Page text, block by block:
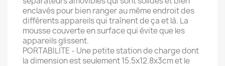
enclavés pour bien ranger au même endroit des
différents appareils qui traînent de ça et là. La
mousse couverte en surface qui évite que les
appareils glissent.
PORTABILITE - Une petite station de charge dont
la dimension est seulement 15.5x12.8x3cm et le